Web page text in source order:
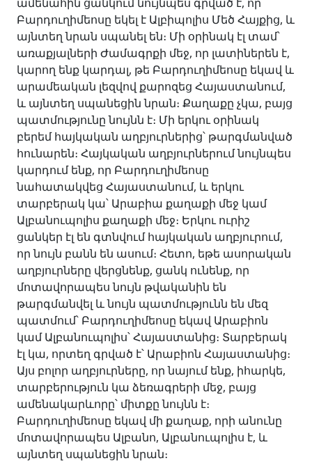
Բարդուղիմեոսը եկել է Ալբիպոլիս Մեծ Հայքից, և
այնտեղ նրան սպանել են։ Մի օրինակ էլ տամ՝
առաքյալների Ժամագրքի մեջ, որ լատիներեն է,
կարող ենք կարդալ, թե Բարդուղիմեոսը եկավ և
արամեական լեզվով քարոզեց Հայաստանում,
և այնտեղ սպանեցին նրան։ Քաղաքը չկա, բայց
պատմությունը նույնն է։ Մի երկու օրինակ
բերեմ հայկական աղբյուրներից՝ թարգմանված
հունարեն։ Հայկական աղբյուրներում նույնպես
կարդում ենք, որ Բարդուղիմեոսը
նահատակվեց Հայաստանում, և երկու
տարբերակ կա՝ Արաբիա քաղաքի մեջ կամ
Ալբանուպոլիս քաղաքի մեջ։ Երկու ուրիշ
ցանկեր էլ են գտնվում հայկական աղբյուրում,
որ նույն բանն են ասում։ Հետո, եթե ասորական
աղբյուրները վերցնենք, ցանկ ունենք, որ
մոտավորապես նույն թվականին են
թարգմանվել և նույն պատմությունն են մեզ
պատմում՝ Բարդուղիմեոսը եկավ Արաբիոն
կամ Ալբանուպոլիս՝ Հայաստանից։ Տարբերակ
էլ կա, որտեղ գրված է՝ Արաբիոն Հայաստանից։
Այս բոլոր աղբյուրները, որ նայում ենք, իհարկե,
տարբերություն կա ձեռագրերի մեջ, բայց
ամենակարևորը՝ միտքը նույնն է։
Բարդուղիմեոսը եկավ մի քաղաք, որի անունը
մոտավորապես Ալբանո, Ալբանուպոլիս է, և
այնտեղ սպանեցին նրան։